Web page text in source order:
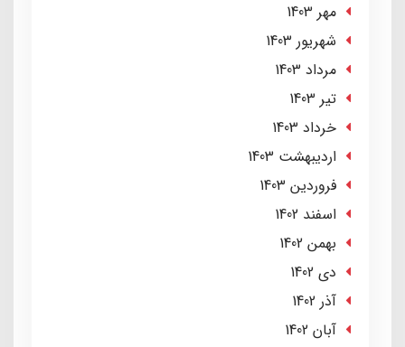
مهر 1403
شهریور 1403
مرداد 1403
تير 1403
خرداد 1403
ارديبهشت 1403
فروردین 1403
اسفند 1402
بهمن 1402
دی 1402
آذر 1402
آبان 1402